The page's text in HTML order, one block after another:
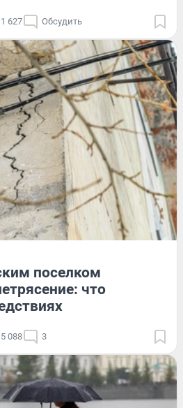
1 627 Обсудить
поселком
что
5 088 3